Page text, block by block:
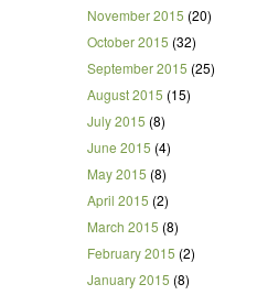
November 2015 (20)
October 2015 (32)
September 2015 (25)
August 2015 (15)
July 2015 (8)
June 2015 (4)
May 2015 (8)
April 2015 (2)
March 2015 (8)
February 2015 (2)
January 2015 (8)